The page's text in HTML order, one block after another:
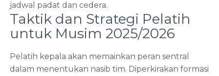
jadwal padat dan cedera.
Taktik dan Strategi Pelatih
untuk Musim 2025/2026
Pelatih kepala akan memainkan peran sentral
dalam menentukan nasib tim. Diperkirakan formasi